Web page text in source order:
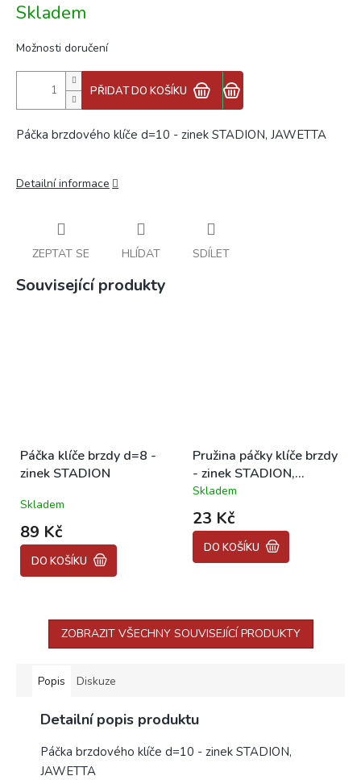
cena:
Skladem
Možnosti doručení
PŘIDAT DO KOŠÍKU
Páčka brzdového klíče d=10 - zinek STADION, JAWETTA
Detailní informace
ZEPTAT SE HLÍDAT SDÍLET
Související produkty
Páčka klíče brzdy d=8 -
zinek STADION
Skladem
89 Kč
DO KOŠÍKU
Pružina páčky klíče brzdy
- zinek STADION,
JAWETTA
Průměrné
hodnocení
produktu
je
5,0
Skladem
23 Kč
DO KOŠÍKU
ZOBRAZIT VŠECHNY SOUVISEJÍCÍ PRODUKTY
Popis Diskuze
Detailní popis produktu
Páčka brzdového klíče d=10 - zinek STADION,
JAWETTA